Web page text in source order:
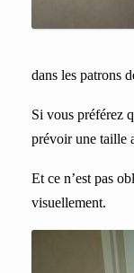
dans les patrons
Si vous préférez
prévoir une taille
Et ce n’est pas
visuellement.